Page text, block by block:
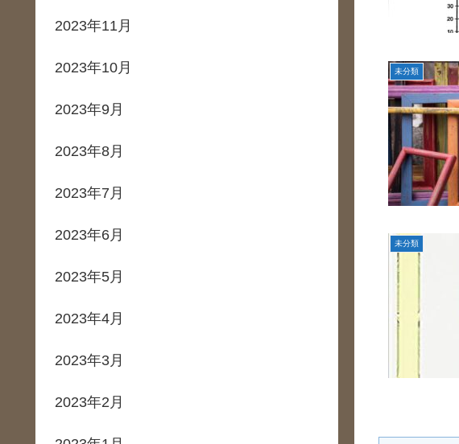
未分類
未分類
2023年11月
2023年10月
2023年9月
2023年8月
2023年7月
2023年6月
2023年5月
2023年4月
2023年3月
2023年2月